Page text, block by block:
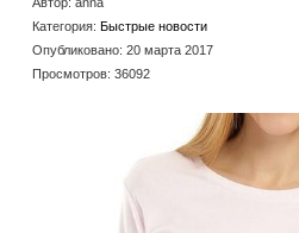
Категория: Быстрые новости
Опубликовано: 20 марта 2017
Просмотров: 36092